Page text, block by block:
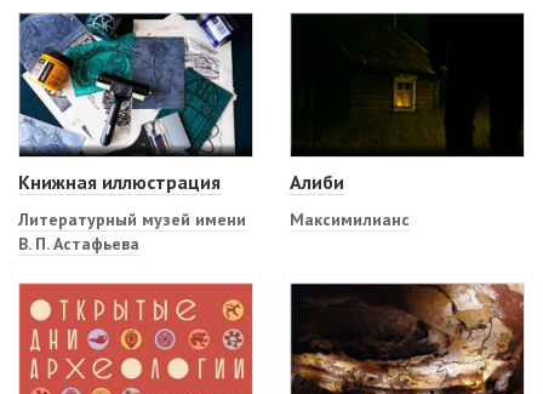
Книжная иллюстрация
Литературный музей имени
В. П. Астафьева
Алиби
Максимилианс